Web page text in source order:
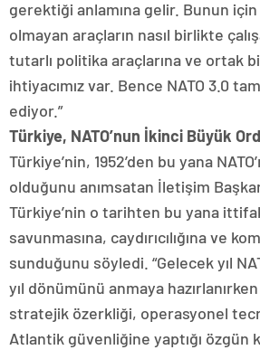
gerektiği anlamına gelir. Bunun
olmayan araçların nasıl birlikte
tutarlı politika araçlarına ve ortak
ihtiyacımız var. Bence NATO 3.0
ediyor.”
Türkiye, NATO’nun İkinci Büyük
Türkiye’nin, 1952’den bu yana
olduğunu anımsatan İletişim
Türkiye’nin o tarihten bu yana
savunmasına, caydırıcılığına ve
sunduğunu söyledi. “Gelecek yıl
yıl dönümünü anmaya
stratejik özerkliği, operasyonel
Atlantik güvenliğine yaptığı özgün